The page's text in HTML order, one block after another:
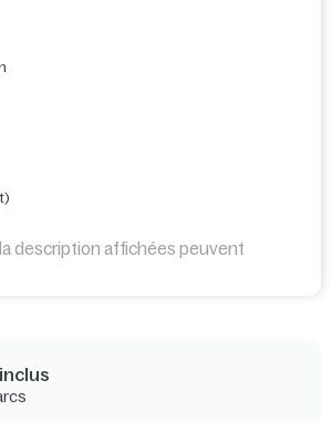
description affichées peuvent